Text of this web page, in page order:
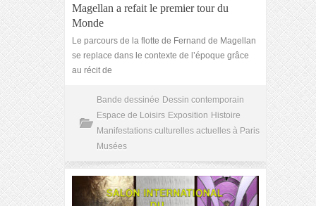
Magellan a refait le premier tour du
Monde
Le parcours de la flotte de Fernand de Magellan
se replace dans le contexte de l’époque grâce
au récit de
Bande dessinée Dessin contemporain
Espace de Loisirs Exposition Histoire
Manifestations culturelles actuelles à Paris
Musées